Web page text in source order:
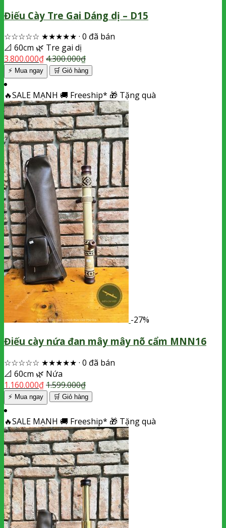
Điếu Cày Tre Gai Dáng dị – D15
☆☆☆☆☆ ★★★★★ · 0 đã bán
📐 60cm 🌿 Tre gai dị
3.800.000₫4.300.000₫
⚡ Mua ngay 🛒 Giỏ hàng
🔥SALE MẠNH 🚚 Freeship* 🎁 Tặng quà
-27%
Điếu cày nứa đan mây mây nõ cẩm MNN16
☆☆☆☆☆ ★★★★★ · 0 đã bán
📐 60cm 🌿 Nứa
1.160.000₫1.599.000₫
⚡ Mua ngay 🛒 Giỏ hàng
🔥SALE MẠNH 🚚 Freeship* 🎁 Tặng quà